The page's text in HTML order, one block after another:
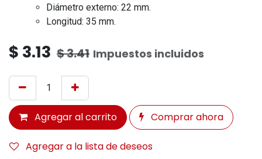
Diámetro externo: 22 mm.
Longitud: 35 mm.
$ 3.13 $3.41 Impuestos incluidos
Agregar al carrito Comprar ahora
Agregar a la lista de deseos